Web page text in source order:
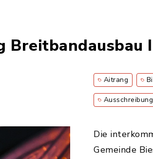
Breitbandausbau
Aitrang
Ausschreibung
Die
Gemeinde